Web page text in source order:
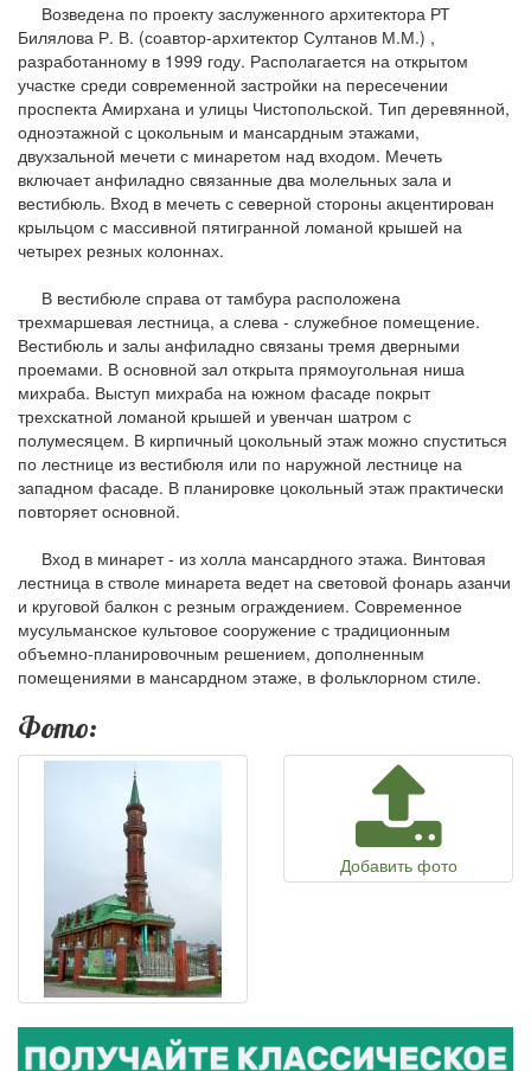
Возведена по проекту заслуженного архитектора РТ
Билялова Р. В. (соавтор-архитектор Султанов М.М.) ,
разработанному в 1999 году. Располагается на открытом
участке среди современной застройки на пересечении
проспекта Амирхана и улицы Чистопольской. Тип деревянной,
одноэтажной с цокольным и мансардным этажами,
двухзальной мечети с минаретом над входом. Мечеть
включает анфиладно связанные два молельных зала и
вестибюль. Вход в мечеть с северной стороны акцентирован
крыльцом с массивной пятигранной ломаной крышей на
четырех резных колоннах.
В вестибюле справа от тамбура расположена
трехмаршевая лестница, а слева - служебное помещение.
Вестибюль и залы анфиладно связаны тремя дверными
проемами. В основной зал открыта прямоугольная ниша
михраба. Выступ михраба на южном фасаде покрыт
трехскатной ломаной крышей и увенчан шатром с
полумесяцем. В кирпичный цокольный этаж можно спуститься
по лестнице из вестибюля или по наружной лестнице на
западном фасаде. В планировке цокольный этаж практически
повторяет основной.
Вход в минарет - из холла мансардного этажа. Винтовая
лестница в стволе минарета ведет на световой фонарь азанчи
и круговой балкон с резным ограждением. Современное
мусульманское культовое сооружение с традиционным
объемно-планировочным решением, дополненным
помещениями в мансардном этаже, в фольклорном стиле.
Фото:
Добавить фото